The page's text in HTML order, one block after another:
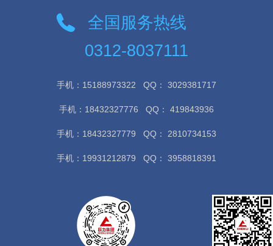
全国服务热线
0312-8037111
手机：15188973322 QQ： 3029381717
手机：18432327776 QQ： 419843936
手机：18432327779 QQ： 2810734153
手机：19931212879 QQ： 3958818391